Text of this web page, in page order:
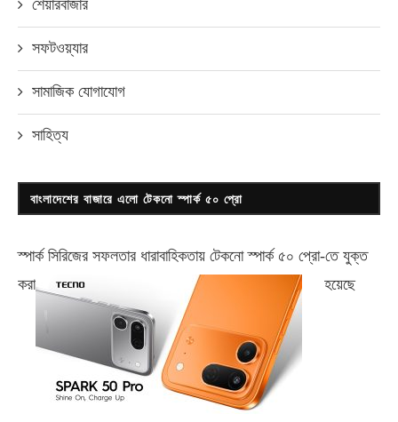
শেয়ারবাজার
সফটওয়্যার
সামাজিক যোগাযোগ
সাহিত্য
বাংলাদেশের বাজারে এলো টেকনো স্পার্ক ৫০ প্রো
স্পার্ক সিরিজের সফলতার ধারাবাহিকতায় টেকনোস্পার্ক ৫০ প্রো-তে যুক্ত
করা
হয়েছে